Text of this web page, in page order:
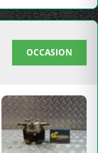
OCCASION